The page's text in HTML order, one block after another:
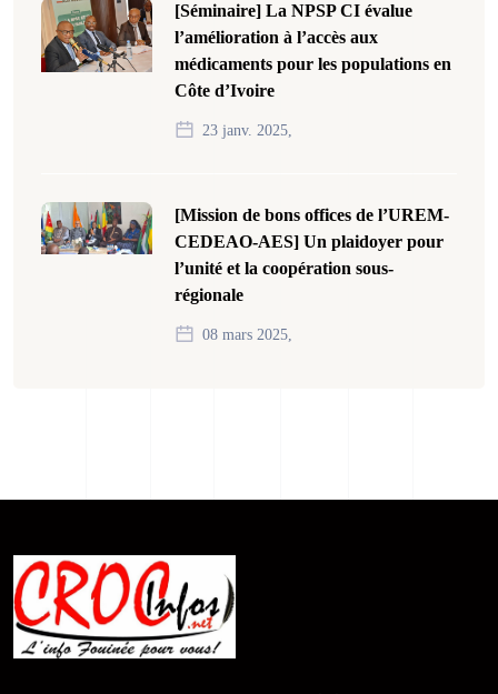
[Séminaire] La NPSP CI évalue
l’amélioration à l’accès aux
médicaments pour les populations en
Côte d’Ivoire
23 janv. 2025,
[Mission de bons offices de l’UREM-
CEDEAO-AES] Un plaidoyer pour
l’unité et la coopération sous-
régionale
08 mars 2025,